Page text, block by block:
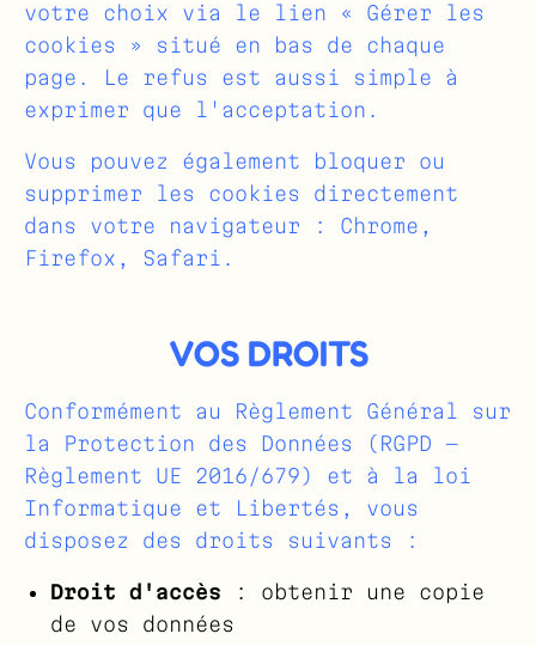
votre choix via le lien
« Gérer les
cookies »
situé en bas de chaque
page. Le refus est aussi simple à
exprimer que l'acceptation.
Vous pouvez également bloquer ou
supprimer les cookies directement
dans votre navigateur : Chrome ,
Firefox , Safari .
VOS DROITS
Conformément au Règlement Général sur
la Protection des Données (RGPD —
Règlement UE 2016/679) et à la loi
Informatique et Libertés, vous
disposez des droits suivants :
Droit d'accès : obtenir une copie
de vos données